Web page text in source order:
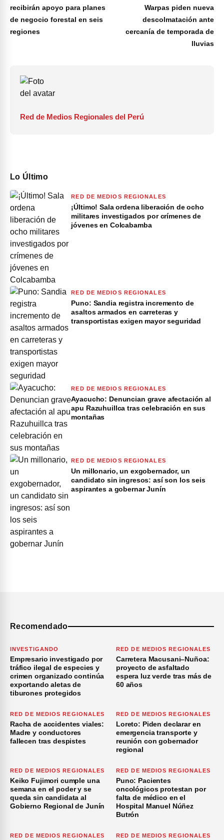
recibirán apoyo para planes
de negocio forestal en seis
regiones
Warpas piden nueva
descolmatación ante
cercanía de temporada de
lluvias
Red de Medios Regionales del Perú
Lo Último
RED DE MEDIOS REGIONALES
¡Último! Sala ordena liberación de ocho
militares investigados por crímenes de
jóvenes en Colcabamba
RED DE MEDIOS REGIONALES
Puno: Sandia registra incremento de
asaltos armados en carreteras y
transportistas exigen mayor seguridad
RED DE MEDIOS REGIONALES
Ayacucho: Denuncian grave afectación al
apu Razuhuillca tras celebración en sus
montañas
RED DE MEDIOS REGIONALES
Un millonario, un exgobernador, un
candidato sin ingresos: así son los seis
aspirantes a gobernar Junín
Recomendado
INVESTIGANDO
Empresario investigado por
tráfico ilegal de especies y
crimen organizado continúa
exportando aletas de
tiburones protegidos
RED DE MEDIOS REGIONALES
Carretera Macusani–Nuñoa:
proyecto de asfaltado
espera luz verde tras más de
60 años
RED DE MEDIOS REGIONALES
Racha de accidentes viales:
Madre y conductores
fallecen tras despistes
RED DE MEDIOS REGIONALES
Loreto: Piden declarar en
emergencia transporte y
reunión con gobernador
regional
RED DE MEDIOS REGIONALES
Keiko Fujimori cumple una
semana en el poder y se
queda sin candidata al
Gobierno Regional de Junín
RED DE MEDIOS REGIONALES
Puno: Pacientes
oncológicos protestan por
falta de médico en el
Hospital Manuel Núñez
Butrón
RED DE MEDIOS REGIONALES RED DE MEDIOS REGIONALES